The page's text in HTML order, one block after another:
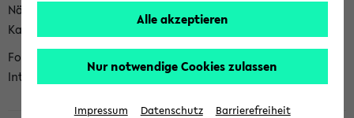
Näheres zu Vorteilen und Funktionsweise der
Kalenderintegration können Sie auf unserer
Folgende Kalender bietet Ihnen das eKVV derzeit zur
Integration an:
Alle akzeptieren
Nur notwendige Cookies zulassen
Impressum Datenschutz Barrierefreiheit